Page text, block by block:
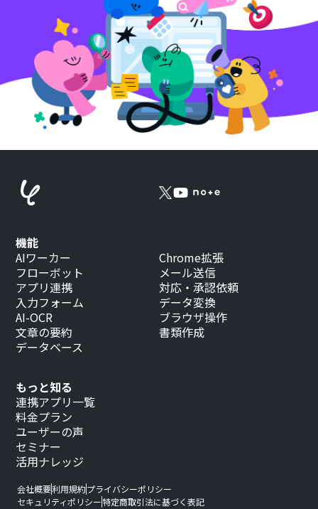
もっと知る
連携アプリ一覧
料金プラン
ユーザーの声
セミナー
活用ナレッジ
機能
AIワーカー
フローボット
アプリ連携
入力フォーム
AI-OCR
文章の要約
データベース
Chrome拡張
メール送信
対応・承認依頼
データ変換
ブラウザ操作
書類作成
会社概要利用規約プライバシーポリシー
セキュリティポリシー特定商取引法に基づく表記